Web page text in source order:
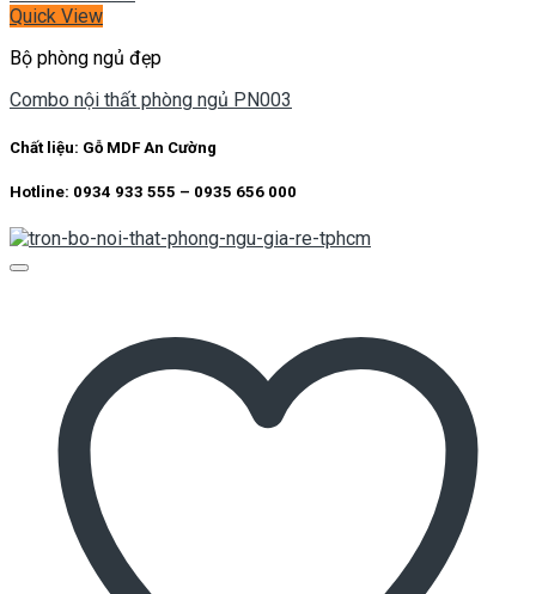
Quick View
Bộ phòng ngủ đẹp
Combo nội thất phòng ngủ PN003
Chất liệu: Gỗ MDF An Cường
Hotline: 0934 933 555 – 0935 656 000